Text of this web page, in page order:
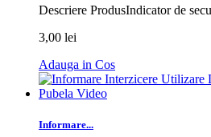
Descriere ProdusIndicator de
3,00 lei
Adauga in Cos
Informare...